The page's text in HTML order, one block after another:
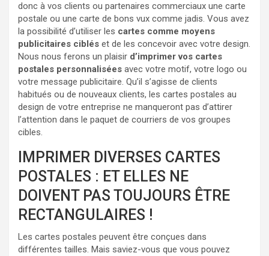
donc à vos clients ou partenaires commerciaux une carte
postale ou une carte de bons vux comme jadis. Vous avez
la possibilité d’utiliser les cartes comme moyens
publicitaires ciblés et de les concevoir avec votre design.
Nous nous ferons un plaisir d’imprimer vos cartes
postales personnalisées avec votre motif, votre logo ou
votre message publicitaire. Qu’il s’agisse de clients
habitués ou de nouveaux clients, les cartes postales au
design de votre entreprise ne manqueront pas d’attirer
l’attention dans le paquet de courriers de vos groupes
cibles.
IMPRIMER DIVERSES CARTES
POSTALES : ET ELLES NE
DOIVENT PAS TOUJOURS ÊTRE
RECTANGULAIRES !
Les cartes postales peuvent être conçues dans
différentes tailles. Mais saviez-vous que vous pouvez